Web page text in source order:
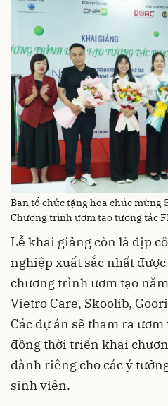
Ban tổ chức tặng hoa chúc mừng
Chương trình ươm tạo tương tác
Lễ khai giảng còn là dịp
nghiệp xuất sắc nhất
chương trình ươm tạo
Vietro Care, Skoolib,
Các dự án sẽ tham ra
đồng thời triển khai
dành riêng cho các ý
sinh viên.